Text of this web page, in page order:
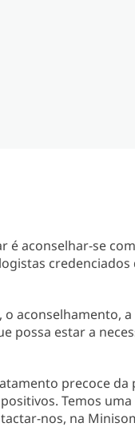
é aconselhar-se
credenciados
o aconselhamento, a
possa estar a
precoce da
Temos uma
nos, na